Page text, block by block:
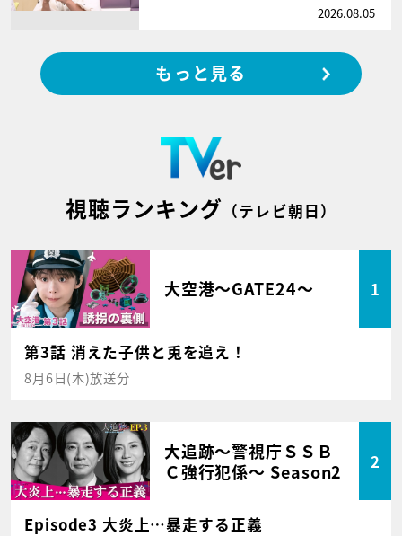
2026.08.05
もっと見る
視聴ランキング （テレビ朝日）
大空港～GATE24～ 1
第3話 消えた子供と兎を追え！
8月6日(木)放送分
大追跡～警視庁ＳＳＢ
Ｃ強行犯係～ Season2
2
Episode3 大炎上…暴走する正義